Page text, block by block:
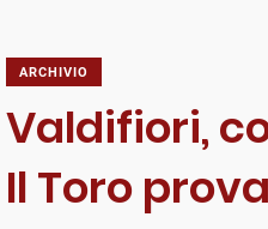
ARCHIVIO
Valdifiori,
Il Toro